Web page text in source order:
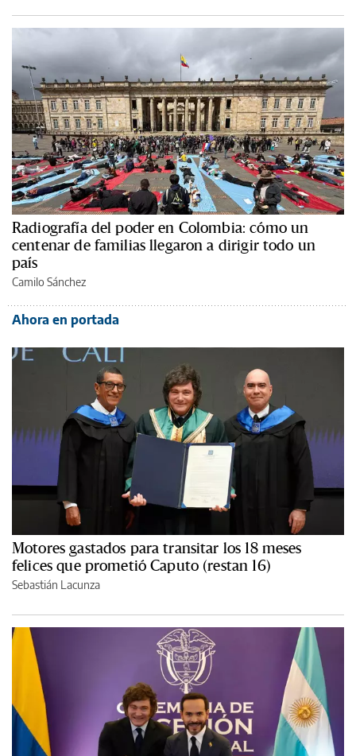
Radiografía del poder en Colombia: cómo un
centenar de familias llegaron a dirigir todo un
país
Camilo Sánchez
Ahora en portada
Motores gastados para transitar los 18 meses
felices que prometió Caputo (restan 16)
Sebastián Lacunza